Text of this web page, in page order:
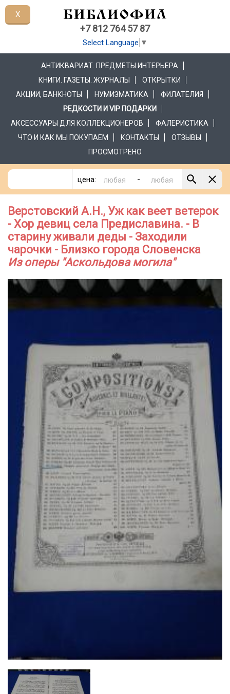
+7 812 764 57 87
Select Language ▼
АНТИКВАРИАТ. ПРЕДМЕТЫ ИНТЕРЬЕРА
КНИГИ. ГАЗЕТЫ. ЖУРНАЛЫ
ОТКРЫТКИ
АКЦИИ, БАНКНОТЫ
НУМИЗМАТИКА
ФИЛАТЕЛИЯ
РЕДКОСТИ И VIP ПОДАРКИ
АКСЕССУАРЫ ДЛЯ КОЛЛЕКЦИОНЕРОВ
ФАЛЕРИСТИКА
ЧТО И КАК МЫ ПОКУПАЕМ
КОНТАКТЫ
ОТЗЫВЫ
ПРОСМОТРЕНО
цена: -
Верстовский А.Н., Уж как веет ветерок
- Хор девиц села Предиславина. - В
старину живали деды - Заходили
чарочки - Близко города Словенска
Из оперы "Аскольдова могила"
X